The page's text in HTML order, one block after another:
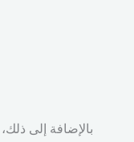
بالإضافة إلى